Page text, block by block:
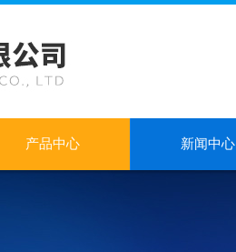
产品中心 新闻中心